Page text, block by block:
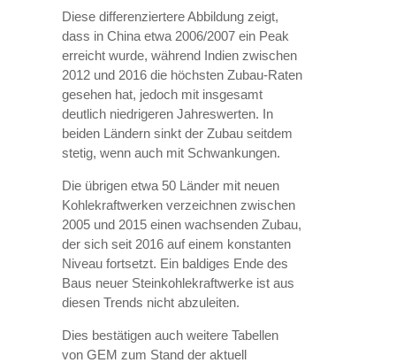
Diese differenziertere Abbildung zeigt,
dass in China etwa 2006/2007 ein Peak
erreicht wurde, während Indien zwischen
2012 und 2016 die höchsten Zubau-Raten
gesehen hat, jedoch mit insgesamt
deutlich niedrigeren Jahreswerten. In
beiden Ländern sinkt der Zubau seitdem
stetig, wenn auch mit Schwankungen.
Die übrigen etwa 50 Länder mit neuen
Kohlekraftwerken verzeichnen zwischen
2005 und 2015 einen wachsenden Zubau,
der sich seit 2016 auf einem konstanten
Niveau fortsetzt. Ein baldiges Ende des
Baus neuer Steinkohlekraftwerke ist aus
diesen Trends nicht abzuleiten.
Dies bestätigen auch weitere Tabellen
von GEM zum Stand der aktuell